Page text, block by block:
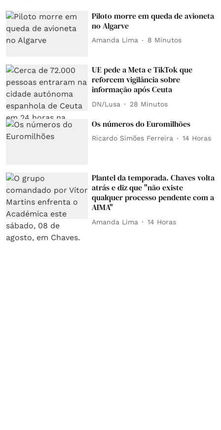
Piloto morre em queda de avioneta
no Algarve
Amanda Lima 8 Minutos
UE pede a Meta e TikTok que
reforcem vigilância sobre
informação após Ceuta
DN/Lusa 28 Minutos
Os números do Euromilhões
Ricardo Simões Ferreira 14 Horas
Plantel da temporada. Chaves volta
atrás e diz que "não existe
qualquer processo pendente com a
AIMA"
Amanda Lima 14 Horas